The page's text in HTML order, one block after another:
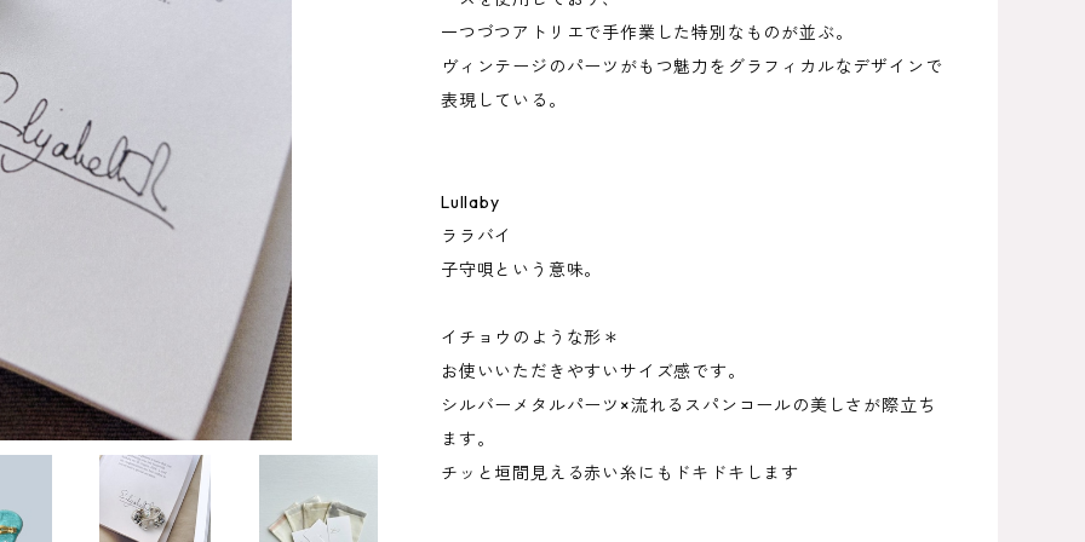
一つづつアトリエで手作業した特別なものが並ぶ。
ヴィンテージのパーツがもつ魅力をグラフィカルなデザインで
表現している。
Lullaby
ララバイ
子守唄という意味。
イチョウのような形＊
お使いいただきやすいサイズ感です。
シルバーメタルパーツ×流れるスパンコールの美しさが際立ち
ます。
チッと垣間見える赤い糸にもドキドキします